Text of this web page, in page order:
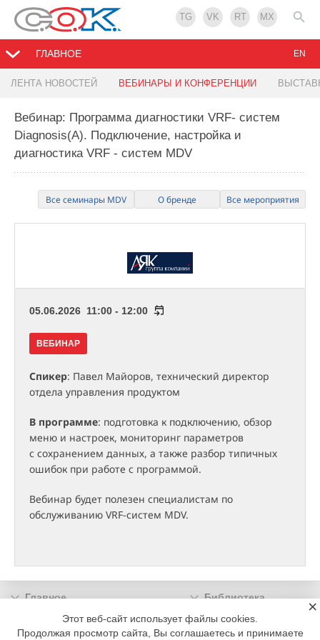
TG VK RT MX
ГЛАВНОЕ
ЛЕНТА НОВОСТЕЙ ВЕБИНАРЫ И КОНФЕРЕНЦИИ
EN
Вебинар: Программа диагностики VRF- систем
Diagnosis(A). Подключение, настройка и
диагностика VRF - систем MDV
Все семинары MDV О бренде Все мероприятия
05.06.2026 11:00 - 12:00
ВЕБИНАР
Спикер: Павел Майоров, технический директор
отдела управления продуктом
В программе: подготовка к подключению, обзор
меню и настроек, мониторинг параметров
с сохранением данных, а также разбор типичных
ошибок при работе с программой.
Вебинар будет полезен специалистам по
обслуживанию VRF-систем MDV.
Главное
Библиотека
Подписка
Реклама
Этот веб-сайт использует файлы cookies.
Продолжая просмотр сайта, Вы соглашаетесь и принимаете
×